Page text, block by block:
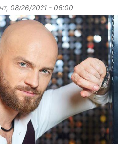
чт, 08/26/2021 - 06:00